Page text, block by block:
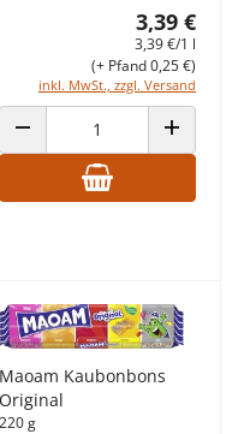
3,39 €
3,39 €/1 l
inkl. MwSt., zzgl. Versand
(+ Pfand 0,25 €)
ANZAHL VERRINGERN ANZAHL
Maoam Kaubonbons
Original
220 g